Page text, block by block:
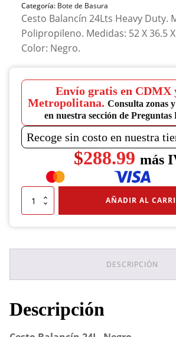
Categoría: Bote de Basura
Cesto Balancín 24Lts Heavy Duty.
Polipropileno. Medidas: 52 X 36.5
Color: Negro.
Envío gratis en CDMX
Metropolitana. Consulta zonas
en nuestra sección de Preguntas
Recoge sin costo en nuestra
$288.99 más
Cesto
Balancín
Negro
AÑADIR AL
DESCRIPCIÓN
Descripción